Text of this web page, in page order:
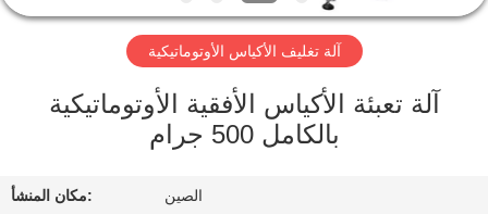
جولة
المعمل
آلة تغليف الأكياس الأوتوماتيكية
آلة تعبئة الأكياس الأفقية الأوتوماتيكية
بالكامل 500 جرام
مكان المنشأ: الصين